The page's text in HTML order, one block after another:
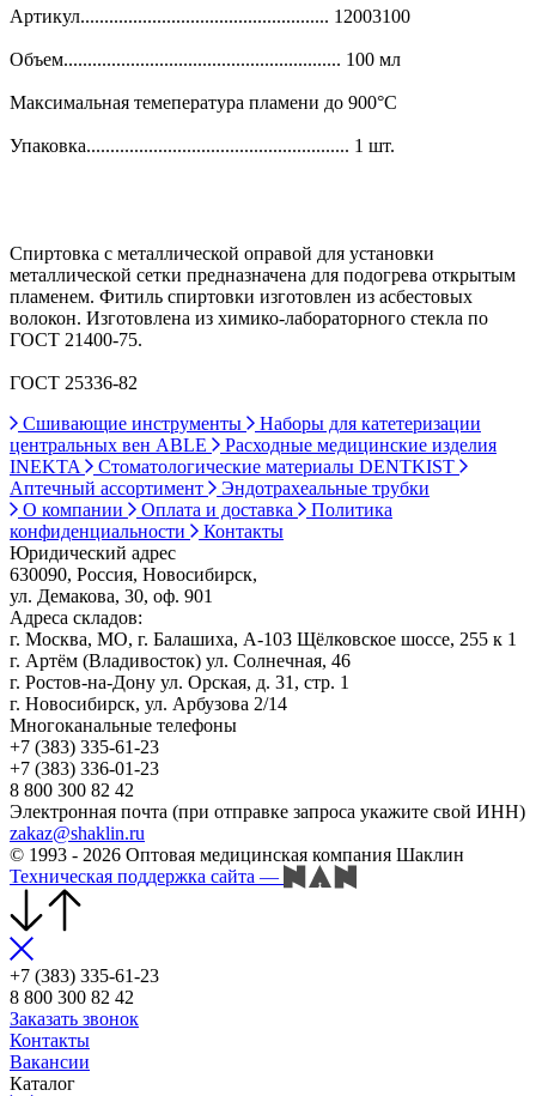
Артикул.................................................... 12003100
Объем.......................................................... 100 мл
Максимальная темепература пламени до 900°С
Упаковка....................................................... 1 шт.
Спиртовка с металлической оправой для установки
металлической сетки предназначена для подогрева открытым
пламенем. Фитиль спиртовки изготовлен из асбестовых
волокон. Изготовлена из химико-лабораторного стекла по
ГОСТ 21400-75.
ГОСТ 25336-82
Сшивающие инструменты
Наборы для катетеризации
центральных вен ABLE
Расходные медицинские изделия
INEKTA
Стоматологические материалы DENTKIST
Аптечный ассортимент
Эндотрахеальные трубки
О компании
Оплата и доставка
Политика
конфиденциальности
Контакты
Юридический адрес
630090, Россия, Новосибирск,
ул. Демакова, 30, оф. 901
Адреса складов:
г. Москва, МО, г. Балашиха, А-103 Щёлковское шоссе, 255 к 1
г. Артём (Владивосток) ул. Солнечная, 46
г. Ростов-на-Дону ул. Орская, д. 31, стр. 1
г. Новосибирск, ул. Арбузова 2/14
Многоканальные телефоны
+7 (383) 335-61-23
+7 (383) 336-01-23
8 800 300 82 42
Электронная почта (при отправке запроса укажите свой ИНН)
zakaz@shaklin.ru
© 1993 - 2026 Оптовая медицинская компания Шаклин
Техническая поддержка сайта —
+7 (383) 335-61-23
8 800 300 82 42
Заказать звонок
Контакты
Вакансии
Каталог